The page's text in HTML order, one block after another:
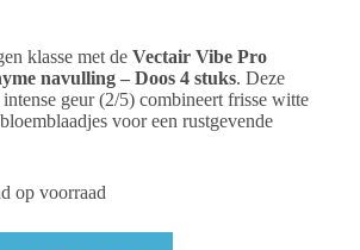
klasse met de Vectair Vibe Pro
navulling – Doos 4 stuks. Deze
geur (2/5) combineert frisse witte
voor een rustgevende
op voorraad